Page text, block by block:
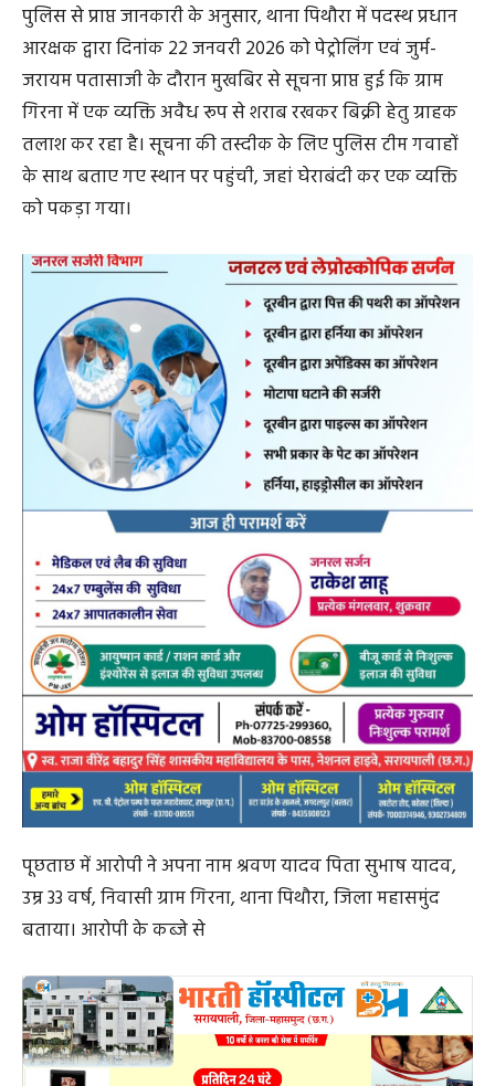
पुलिस से प्राप्त जानकारी के अनुसार, थाना पिथौरा में पदस्थ प्रधान
आरक्षक द्वारा दिनांक 22 जनवरी 2026 को पेट्रोलिंग एवं जुर्म-
जरायम पतासाजी के दौरान मुखबिर से सूचना प्राप्त हुई कि ग्राम
गिरना में एक व्यक्ति अवैध रूप से शराब रखकर बिक्री हेतु ग्राहक
तलाश कर रहा है। सूचना की तस्दीक के लिए पुलिस टीम गवाहों
के साथ बताए गए स्थान पर पहुंची, जहां घेराबंदी कर एक व्यक्ति
को पकड़ा गया।
पूछताछ में आरोपी ने अपना नाम श्रवण यादव पिता सुभाष यादव,
उम्र 33 वर्ष, निवासी ग्राम गिरना, थाना पिथौरा, जिला महासमुंद
बताया। आरोपी के कब्जे से